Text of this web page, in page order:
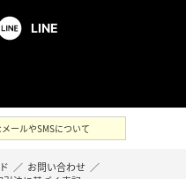
LINE
ールやSMSについて
／ お問い合わせ ／